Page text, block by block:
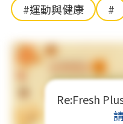
#運動與健康 #
Re:Fresh